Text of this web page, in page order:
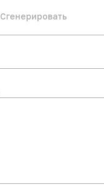
Сгенерировать